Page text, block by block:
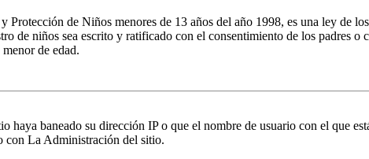
de Niños menores de 13 años del año 1998, es una ley de
de niños sea escrito y ratificado con el consentimiento de los padres
de edad.
haya baneado su dirección IP o que el nombre de usuario con el que
con La Administración del sitio.